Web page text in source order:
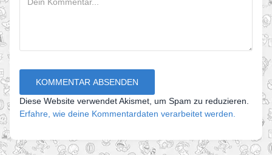
Diese Website verwendet Akismet, um Spam zu reduzieren.
Erfahre, wie deine Kommentardaten verarbeitet werden.